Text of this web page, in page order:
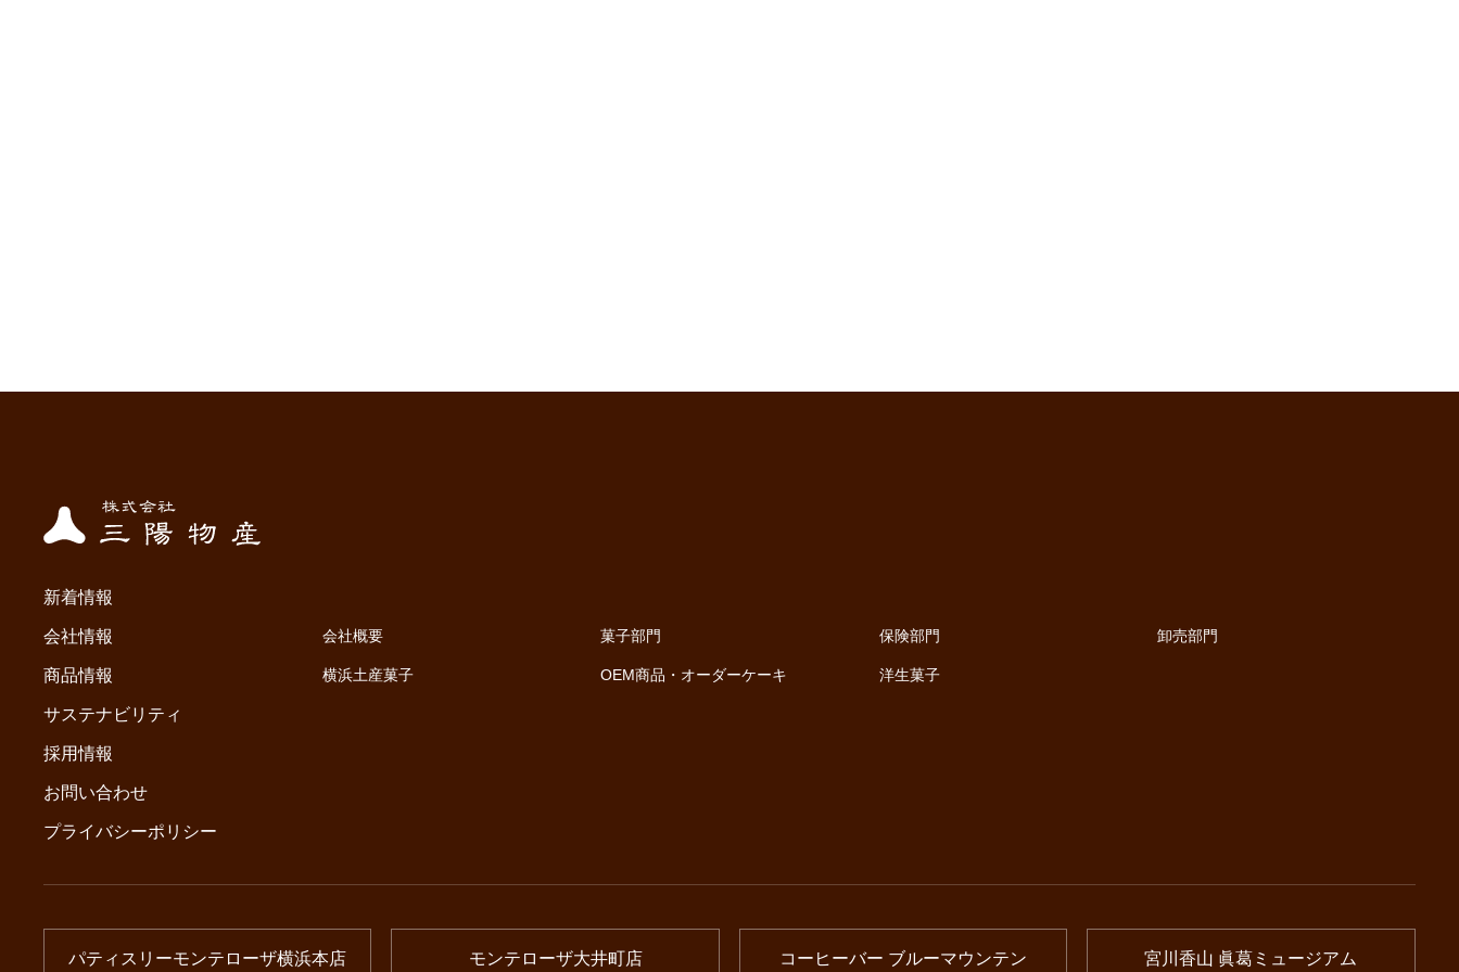
新着情報
会社情報 会社概要 菓子部門 保険部門 卸売部門
商品情報 横浜土産菓子 OEM商品・オーダーケーキ 洋生菓子
サステナビリティ
採用情報
お問い合わせ
プライバシーポリシー
パティスリーモンテローザ横浜本店 モンテローザ大井町店 コーヒーバー ブルーマウンテン 宮川香山 眞葛ミュージアム